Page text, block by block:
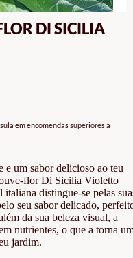
DI SICILIA
em encomendas superiores a
e um sabor delicioso ao teu
flor Di Sicilia Violetto
distingue-se pelas
seu sabor delicado,
da sua beleza visual, a
nutrientes, o que a torna
jardim.